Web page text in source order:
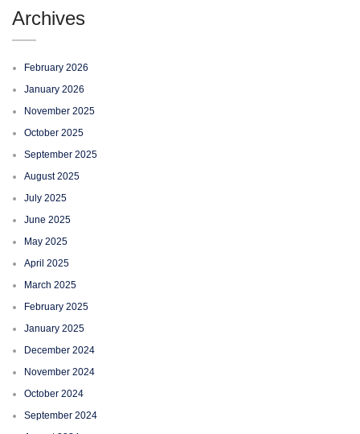
Archives
February 2026
January 2026
November 2025
October 2025
September 2025
August 2025
July 2025
June 2025
May 2025
April 2025
March 2025
February 2025
January 2025
December 2024
November 2024
October 2024
September 2024